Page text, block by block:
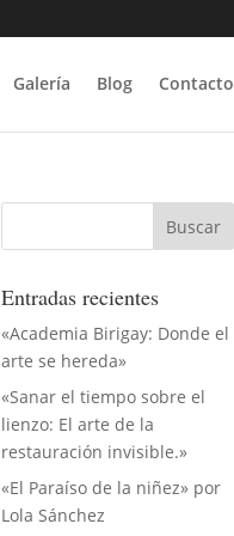
Galería Blog Contacto
Entradas recientes
«Academia Birigay: Donde el
arte se hereda»
«Sanar el tiempo sobre el
lienzo: El arte de la
restauración invisible.»
«El Paraíso de la niñez» por
Lola Sánchez